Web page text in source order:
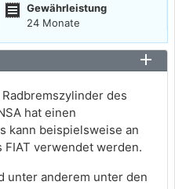
receipt
Gewährleistung
24 Monate
des
hat einen
kann beispielsweise an
verwendet werden.
unter anderem unter den